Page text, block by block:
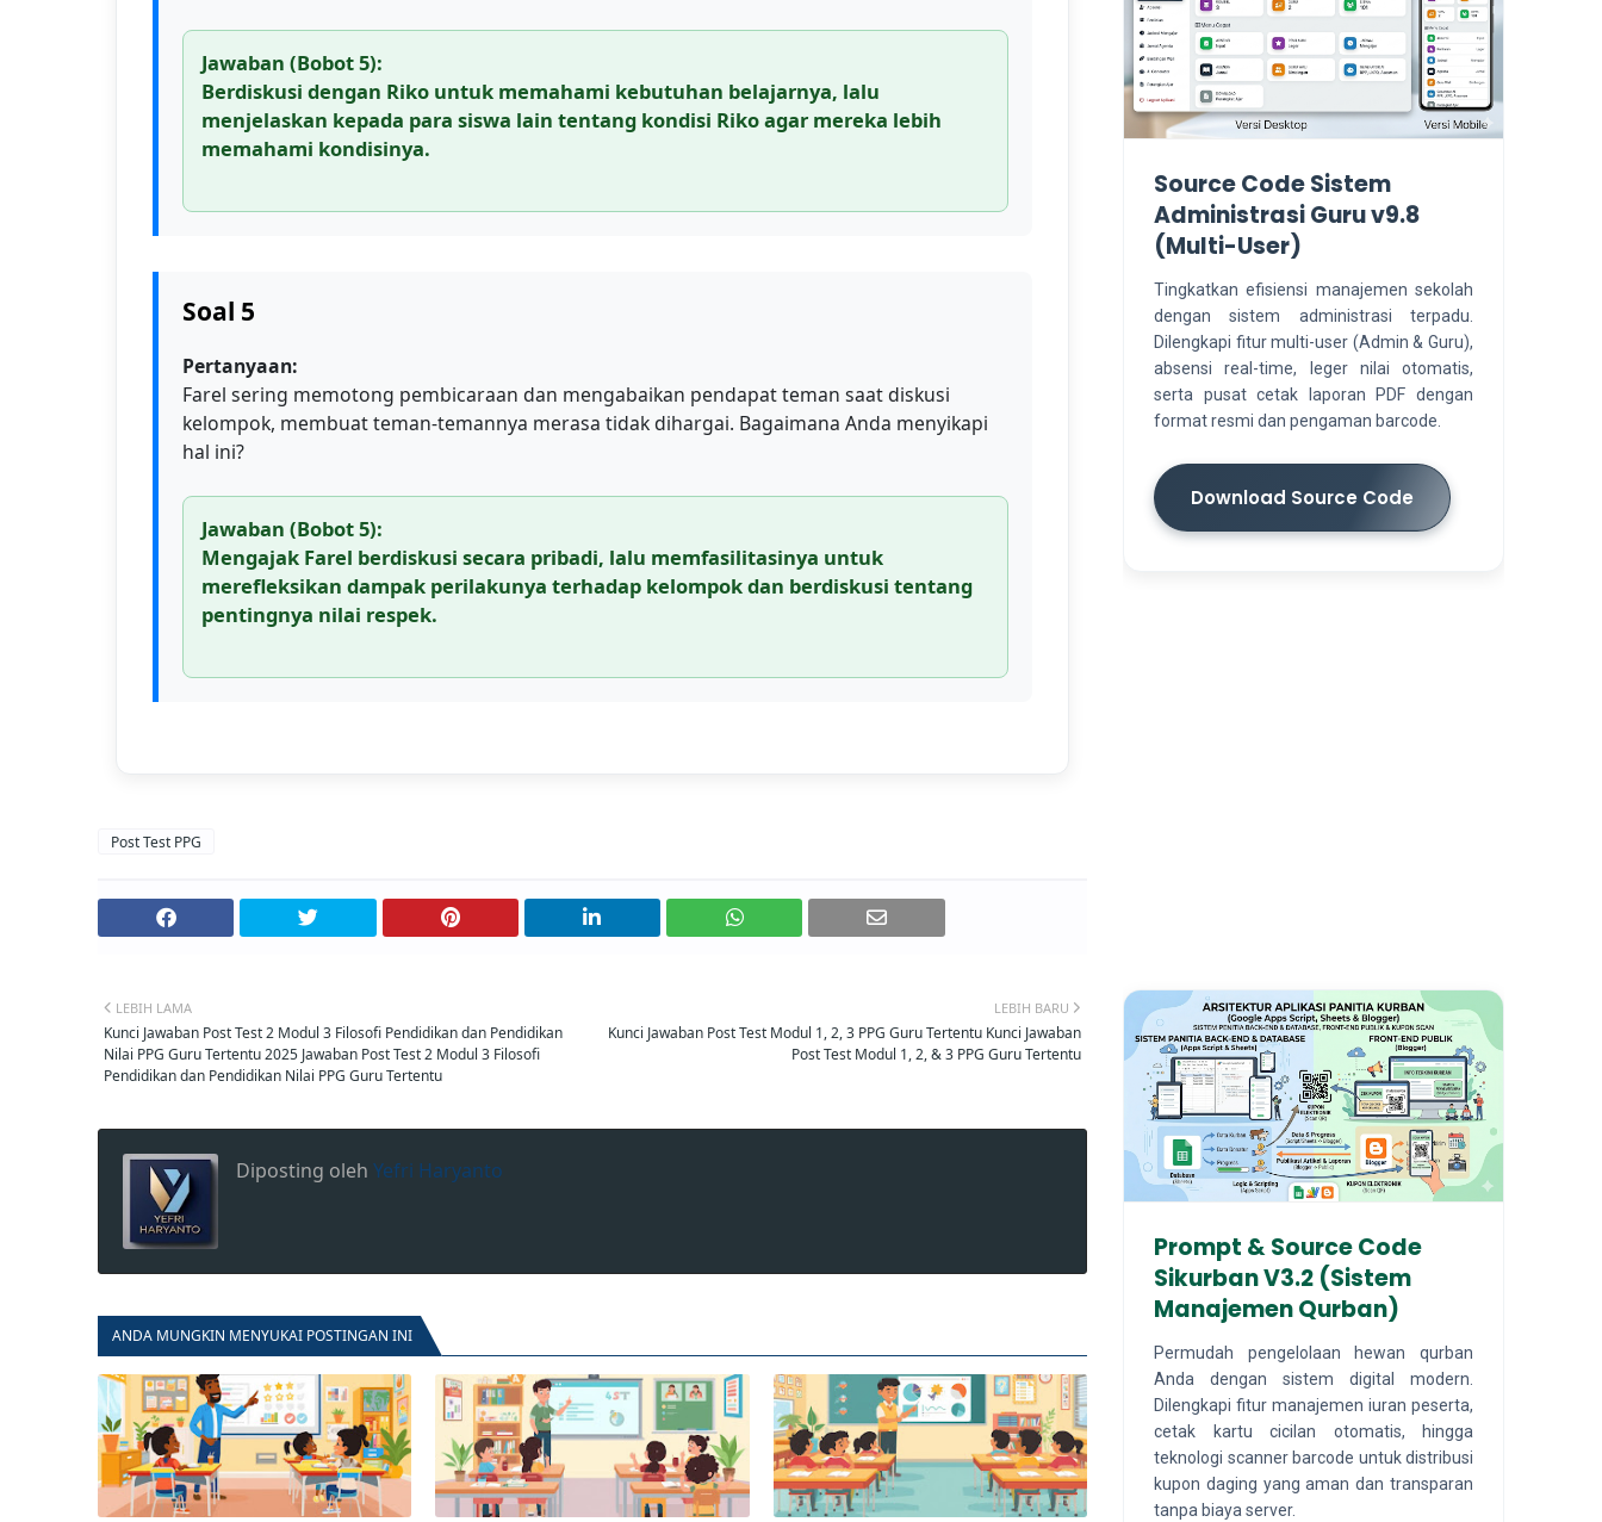
Jawaban (Bobot 5):
Berdiskusi dengan Riko untuk memahami kebutuhan belajarnya, lalu
menjelaskan kepada para siswa lain tentang kondisi Riko agar mereka lebih
memahami kondisinya.
Soal 5
Pertanyaan:
Farel sering memotong pembicaraan dan mengabaikan pendapat teman saat diskusi
kelompok, membuat teman-temannya merasa tidak dihargai. Bagaimana Anda menyikapi
hal ini?
Jawaban (Bobot 5):
Mengajak Farel berdiskusi secara pribadi, lalu memfasilitasinya untuk
merefleksikan dampak perilakunya terhadap kelompok dan berdiskusi tentang
pentingnya nilai respek.
Post Test PPG
LEBIH BARU
Kunci Jawaban Post Test Modul 1, 2, 3 PPG Guru Tertentu Kunci Jawaban
Post Test Modul 1, 2, & 3 PPG Guru Tertentu
LEBIH LAMA
Kunci Jawaban Post Test 2 Modul 3 Filosofi Pendidikan dan Pendidikan
Nilai PPG Guru Tertentu 2025 Jawaban Post Test 2 Modul 3 Filosofi
Pendidikan dan Pendidikan Nilai PPG Guru Tertentu
Diposting oleh Yefri Haryanto
ANDA MUNGKIN MENYUKAI POSTINGAN INI
Source Code Sistem
Administrasi Guru v9.8
(Multi-User)
Tingkatkan efisiensi manajemen sekolah
dengan sistem administrasi terpadu.
Dilengkapi fitur multi-user (Admin & Guru),
absensi real-time, leger nilai otomatis,
serta pusat cetak laporan PDF dengan
format resmi dan pengaman barcode.
Download Source Code
Prompt & Source Code
Sikurban V3.2 (Sistem
Manajemen Qurban)
Permudah pengelolaan hewan qurban
Anda dengan sistem digital modern.
Dilengkapi fitur manajemen iuran peserta,
cetak kartu cicilan otomatis, hingga
teknologi scanner barcode untuk distribusi
kupon daging yang aman dan transparan
tanpa biaya server.